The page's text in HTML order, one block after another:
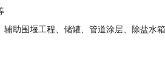
围堰工程、储罐、管道涂层、除盐水